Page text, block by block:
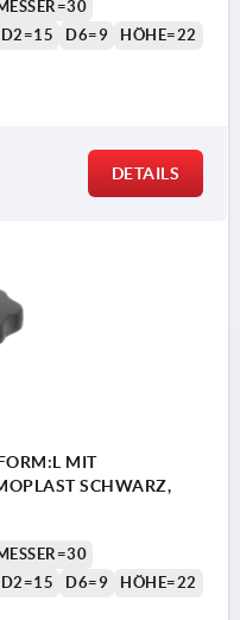
D2=15 D6=9
HÖHE=22
DETAILS
MIT
SCHWARZ,
D2=15 D6=9
HÖHE=22